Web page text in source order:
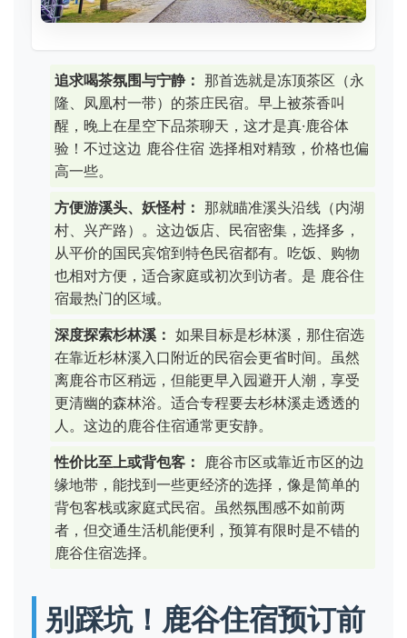
追求喝茶氛围与宁静： 那首选就是冻顶茶区（永
隆、凤凰村一带）的茶庄民宿。早上被茶香叫
醒，晚上在星空下品茶聊天，这才是真·鹿谷体
验！不过这边 鹿谷住宿 选择相对精致，价格也偏
高一些。
方便游溪头、妖怪村： 那就瞄准溪头沿线（内湖
村、兴产路）。这边饭店、民宿密集，选择多，
从平价的国民宾馆到特色民宿都有。吃饭、购物
也相对方便，适合家庭或初次到访者。是 鹿谷住
宿最热门的区域。
深度探索杉林溪： 如果目标是杉林溪，那住宿选
在靠近杉林溪入口附近的民宿会更省时间。虽然
离鹿谷市区稍远，但能更早入园避开人潮，享受
更清幽的森林浴。适合专程要去杉林溪走透透的
人。这边的鹿谷住宿通常更安静。
性价比至上或背包客：
鹿谷市区或靠近市区的边
缘地带，能找到一些更经济的选择，像是简单的
背包客栈或家庭式民宿。虽然氛围感不如前两
者，但交通生活机能便利，预算有限时是不错的
鹿谷住宿选择。
别踩坑！鹿谷住宿预订前